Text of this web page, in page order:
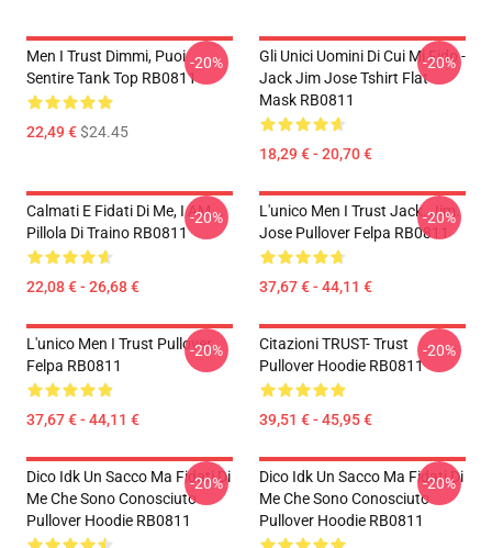
Men I Trust Dimmi, Puoi
Sentire Tank Top RB0811
22,49 €$24.45
-20%
Gli Unici Uomini Di Cui Mi Fido -
Jack Jim Jose Tshirt Flat
Mask RB0811
18,29 € - 20,70 €
-20%
Calmati E Fidati Di Me, I AM...
Pillola Di Traino RB0811
22,08 € - 26,68 €
-20%
L'unico Men I Trust Jack. Jim.
Jose Pullover Felpa RB0811
37,67 € - 44,11 €
-20%
L'unico Men I Trust Pullover
Felpa RB0811
37,67 € - 44,11 €
-20%
Citazioni TRUST- Trust
Pullover Hoodie RB0811
39,51 € - 45,95 €
-20%
Dico Idk Un Sacco Ma Fidati Di
Me Che Sono Conosciuto
Pullover Hoodie RB0811
-20%
Dico Idk Un Sacco Ma Fidati Di
Me Che Sono Conosciuto
Pullover Hoodie RB0811
-20%